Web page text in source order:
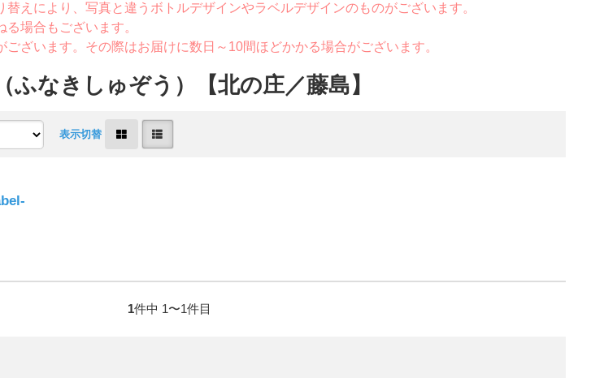
えにより、写真と違うボトルデザインやラベルデザインのものがございます。
場合もございます。
ざいます。その際はお届けに数日～10間ほどかかる場合がございます。
ふなきしゅぞう）【北の庄／藤島】
表示切替
1件中 1〜1件目